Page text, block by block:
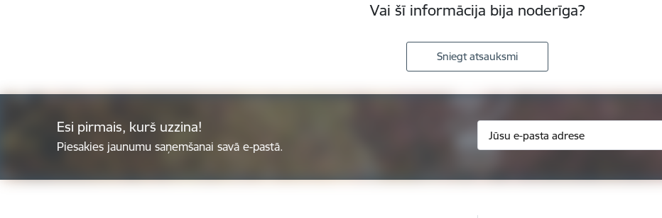
Vai šī informācija bija noderīga?
Sniegt atsauksmi
Esi pirmais, kurš uzzina!
Piesakies jaunumu saņemšanai savā e-pastā.